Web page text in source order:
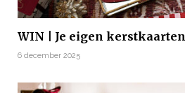
WIN | Je eigen
6 december 2025